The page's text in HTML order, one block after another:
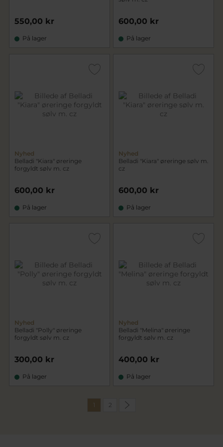
550,00 kr
På lager
600,00 kr
På lager
Nyhed
Belladi "Kiara" øreringe
forgyldt sølv m. cz
600,00 kr
På lager
Nyhed
Belladi "Kiara" øreringe sølv m.
cz
600,00 kr
På lager
Nyhed
Belladi "Polly" øreringe
forgyldt sølv m. cz
300,00 kr
På lager
Nyhed
Belladi "Melina" øreringe
forgyldt sølv m. cz
400,00 kr
På lager
1 2